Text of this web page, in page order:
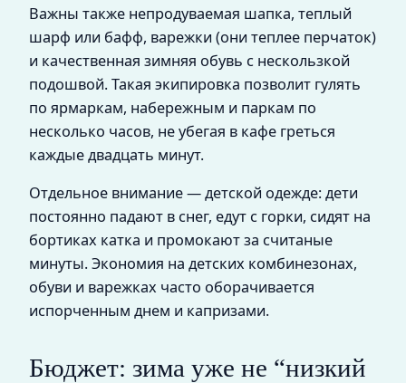
Важны также непродуваемая шапка, теплый
шарф или бафф, варежки (они теплее перчаток)
и качественная зимняя обувь с нескользкой
подошвой. Такая экипировка позволит гулять
по ярмаркам, набережным и паркам по
несколько часов, не убегая в кафе греться
каждые двадцать минут.
Отдельное внимание — детской одежде: дети
постоянно падают в снег, едут с горки, сидят на
бортиках катка и промокают за считаные
минуты. Экономия на детских комбинезонах,
обуви и варежках часто оборачивается
испорченным днем и капризами.
Бюджет: зима уже не “низкий